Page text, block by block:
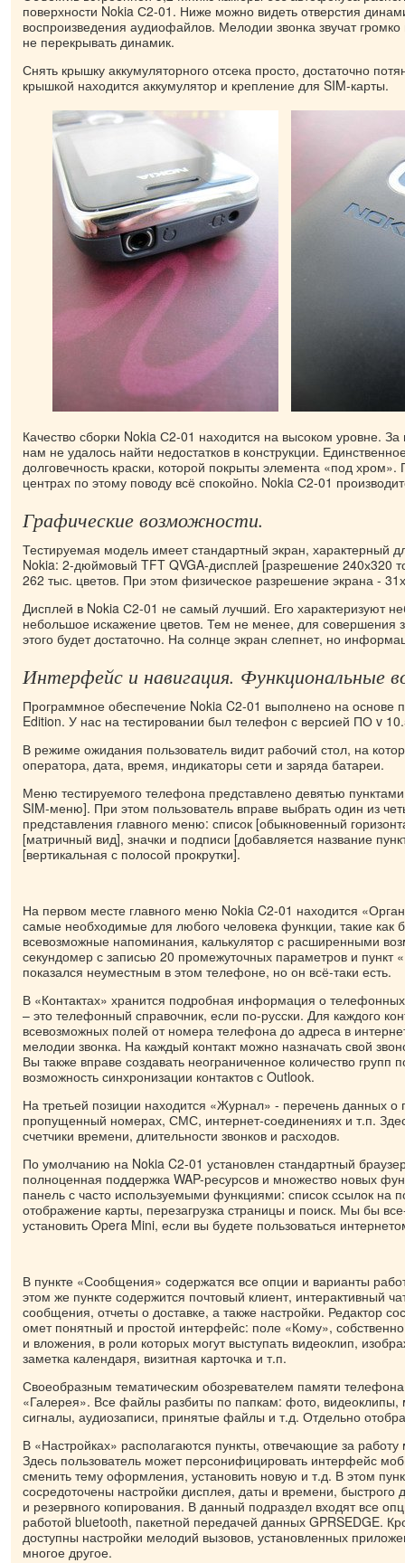
поверхности Nokia С2-01. Ниже можно видеть отверстия
воспроизведения аудиофайлов. Мелодии звонка звучат
не перекрывать динамик.
Снять крышку аккумуляторного отсека просто, достаточно
крышкой находится аккумулятор и крепление для SIM-карты.
Качество сборки Nokia С2-01 находится на высоком уровне.
нам не удалось найти недостатков в конструкции.
долговечность краски, которой покрыты элемента «под хром».
центрах по этому поводу всё спокойно. Nokia С2-01
Графические возможности.
Тестируемая модель имеет стандартный экран, характерный
Nokia: 2-дюймовый TFT QVGA-дисплей [разрешение 240х320
262 тыс. цветов. При этом физическое разрешение экрана -
Дисплей в Nokia С2-01 не самый лучший. Его характеризуют
небольшое искажение цветов. Тем не менее, для совершения
этого будет достаточно. На солнце экран слепнет, но
Интерфейс и навигация. Функциональные
Программное обеспечение Nokia C2-01 выполнено на основе
Edition. У нас на тестировании был телефон с версией ПО v
В режиме ожидания пользователь видит рабочий стол, на
оператора, дата, время, индикаторы сети и заряда батареи.
Меню тестируемого телефона представлено девятью
SIM-меню]. При этом пользователь вправе выбрать один из
представления главного меню: список [обыкновенный
[матричный вид], значки и подписи [добавляется название
[вертикальная с полосой прокрутки].
На первом месте главного меню Nokia C2-01 находится
самые необходимые для любого человека функции, такие как
всевозможные напоминания, калькулятор с расширенными
секундомер с записью 20 промежуточных параметров и пункт
показался неуместным в этом телефоне, но он всё-таки есть.
В «Контактах» хранится подробная информация о
– это телефонный справочник, если по-русски. Для каждого
всевозможных полей от номера телефона до адреса в
мелодии звонка. На каждый контакт можно назначать свой
Вы также вправе создавать неограниченное количество групп
возможность синхронизации контактов с Outlook.
На третьей позиции находится «Журнал» - перечень данных
пропущенный номерах, СМС, интернет-соединениях и т.п.
счетчики времени, длительности звонков и расходов.
По умолчанию на Nokia C2-01 установлен стандартный
полноценная поддержка WAP-ресурсов и множество новых
панель с часто используемыми функциями: список ссылок на
отображение карты, перезагрузка страницы и поиск. Мы бы
установить Opera Mini, если вы будете пользоваться
В пункте «Сообщения» содержатся все опции и варианты
этом же пункте содержится почтовый клиент, интерактивный
сообщения, отчеты о доставке, а также настройки. Редактор
омет понятный и простой интерфейс: поле «Кому»,
и вложения, в роли которых могут выступать видеоклип,
заметка календаря, визитная карточка и т.п.
Своеобразным тематическим обозревателем памяти телефона
«Галерея». Все файлы разбиты по папкам: фото, видеоклипы,
сигналы, аудиозаписи, принятые файлы и т.д. Отдельно
В «Настройках» располагаются пункты, отвечающие за
Здесь пользователь может персонифицировать интерфейс
сменить тему оформления, установить новую и т.д. В этом
сосредоточены настройки дисплея, даты и времени, быстрого
и резервного копирования. В данный подраздел входят все
работой bluetooth, пакетной передачей данных GPRSEDGE.
доступны настройки мелодий вызовов, установленных
многое другое.